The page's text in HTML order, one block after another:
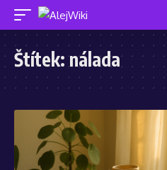
Štítek:nálada